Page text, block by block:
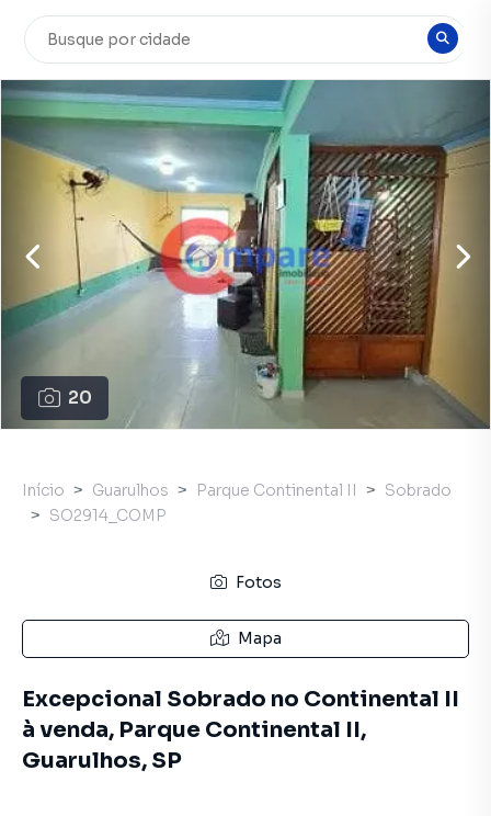
20
Início Guarulhos Parque Continental II
Sobrado
SO2914_COMP
Fotos
Mapa
Excepcional Sobrado no Continental II
à venda, Parque Continental II,
Guarulhos, SP